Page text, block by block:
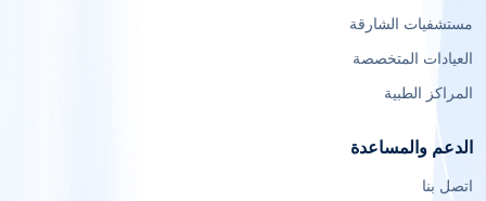
مستشفيات الشارقة
العيادات المتخصصة
المراكز الطبية
الدعم والمساعدة
اتصل بنا